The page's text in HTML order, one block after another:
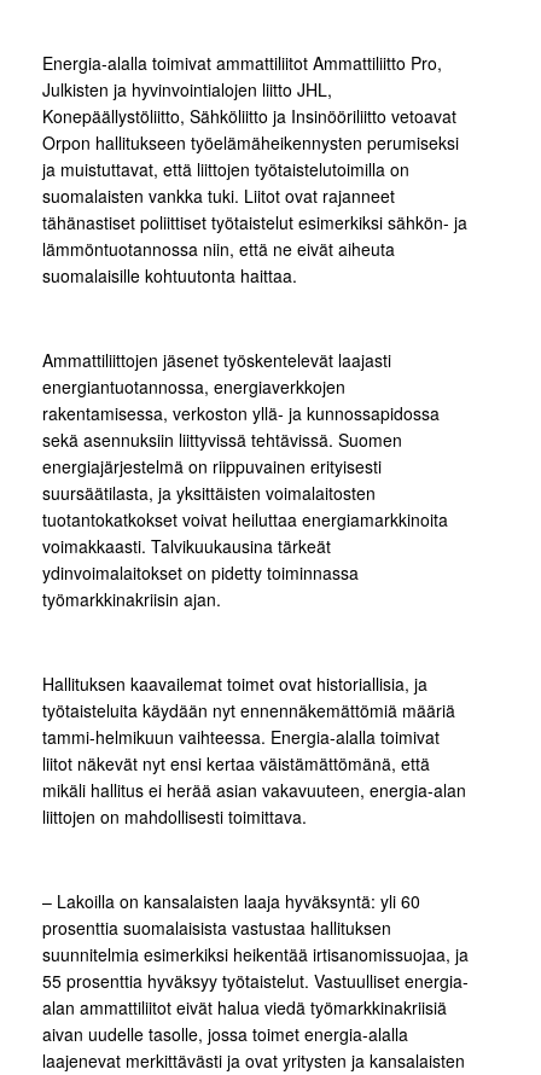
Energia-alalla toimivat ammattiliitot Ammattiliitto Pro,
Julkisten ja hyvinvointialojen liitto JHL,
Konepäällystöliitto, Sähköliitto ja Insinööriliitto vetoavat
Orpon hallitukseen työelämäheikennysten perumiseksi
ja muistuttavat, että liittojen työtaistelutoimilla on
suomalaisten vankka tuki. Liitot ovat rajanneet
tähänastiset poliittiset työtaistelut esimerkiksi sähkön- ja
lämmöntuotannossa niin, että ne eivät aiheuta
suomalaisille kohtuutonta haittaa.
Ammattiliittojen jäsenet työskentelevät laajasti
energiantuotannossa, energiaverkkojen
rakentamisessa, verkoston yllä- ja kunnossapidossa
sekä asennuksiin liittyvissä tehtävissä. Suomen
energiajärjestelmä on riippuvainen erityisesti
suursäätilasta, ja yksittäisten voimalaitosten
tuotantokatkokset voivat heiluttaa energiamarkkinoita
voimakkaasti. Talvikuukausina tärkeät
ydinvoimalaitokset on pidetty toiminnassa
työmarkkinakriisin ajan.
Hallituksen kaavailemat toimet ovat historiallisia, ja
työtaisteluita käydään nyt ennennäkemättömiä määriä
tammi-helmikuun vaihteessa. Energia-alalla toimivat
liitot näkevät nyt ensi kertaa väistämättömänä, että
mikäli hallitus ei herää asian vakavuuteen, energia-alan
liittojen on mahdollisesti toimittava.
– Lakoilla on kansalaisten laaja hyväksyntä: yli 60
prosenttia suomalaisista vastustaa hallituksen
suunnitelmia esimerkiksi heikentää irtisanomissuojaa, ja
55 prosenttia hyväksyy työtaistelut. Vastuulliset energia-
alan ammattiliitot eivät halua viedä työmarkkinakriisiä
aivan uudelle tasolle, jossa toimet energia-alalla
laajenevat merkittävästi ja ovat yritysten ja kansalaisten